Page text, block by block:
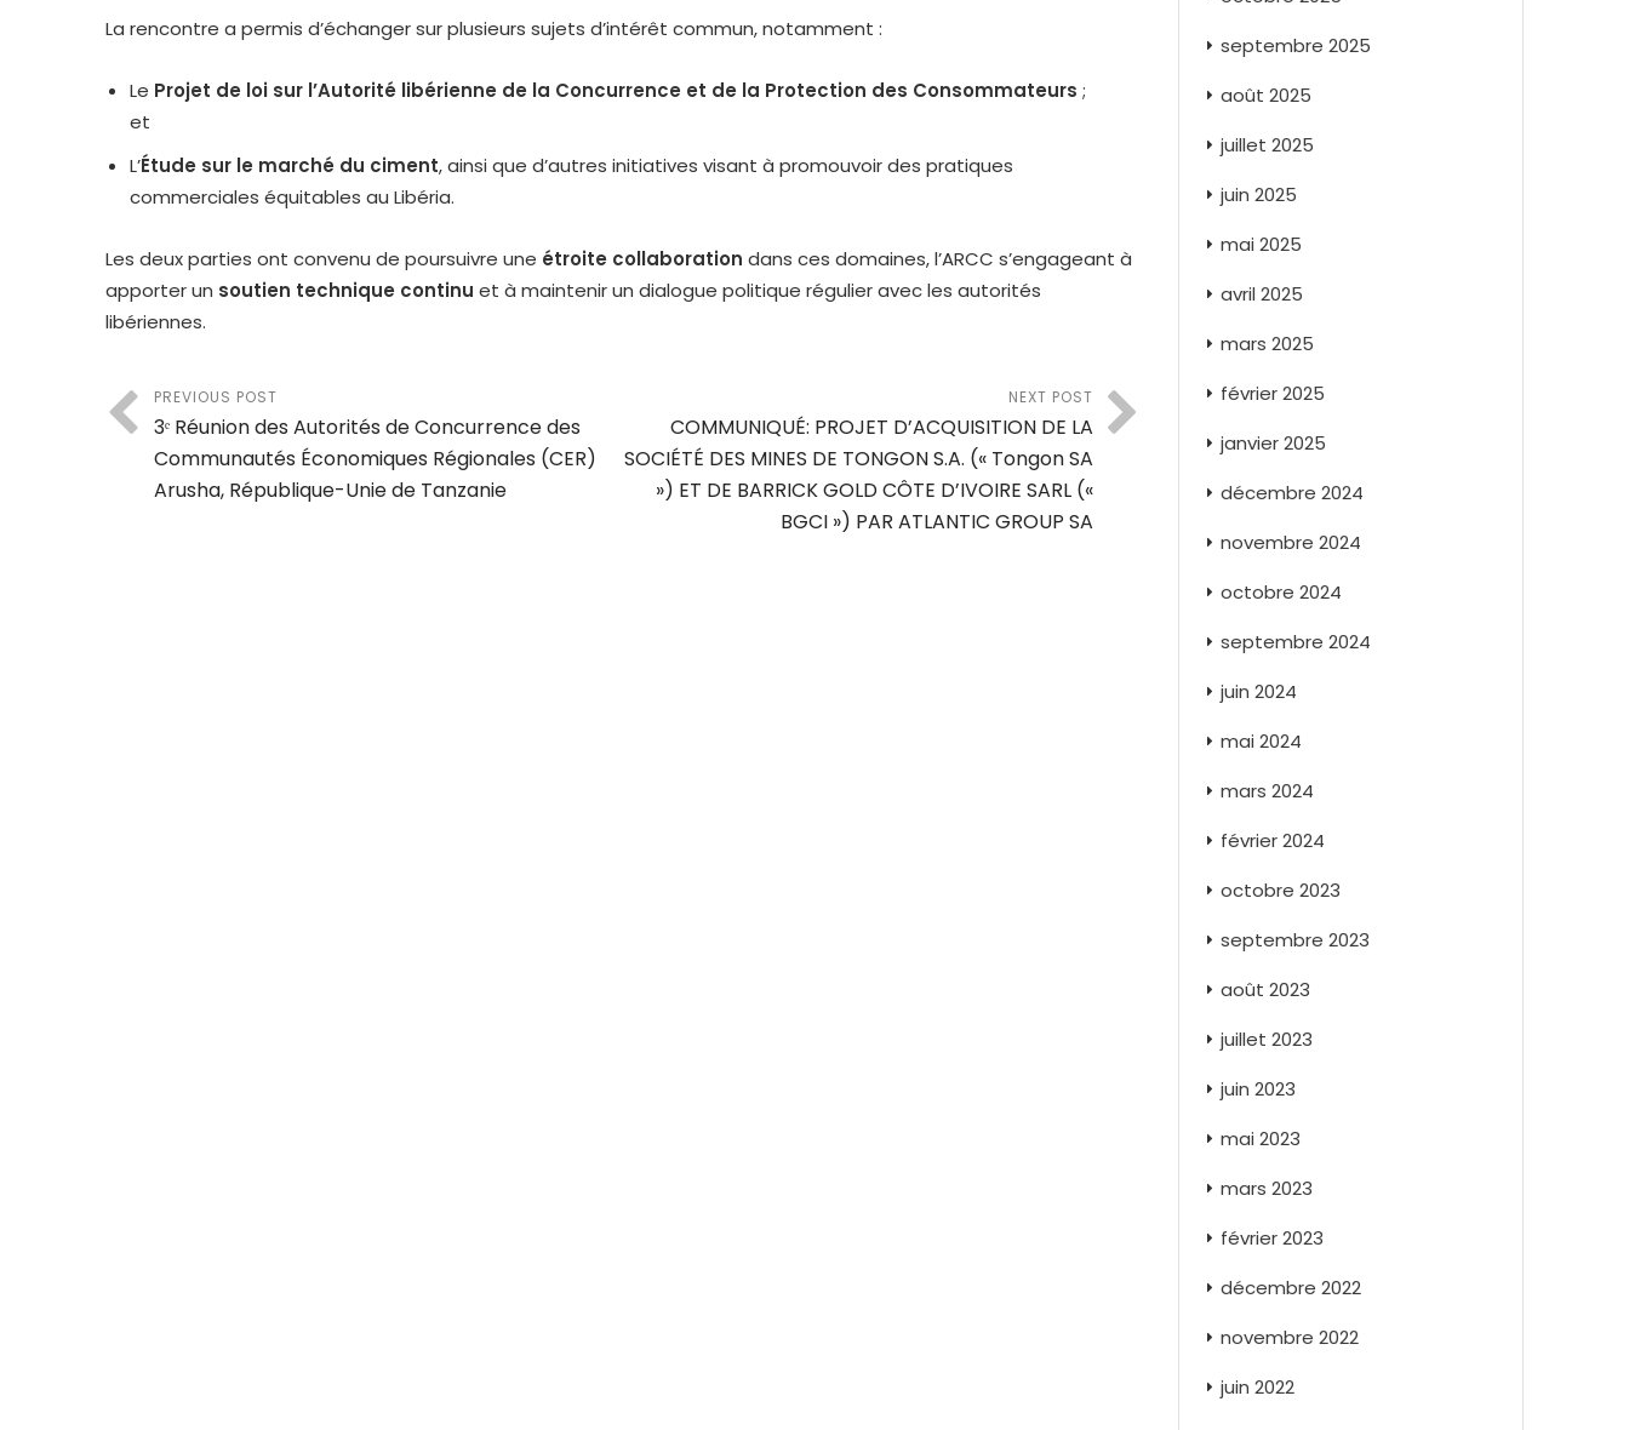
La rencontre a permis d’échanger sur plusieurs sujets d’intérêt commun, notamment :
Le Projet de loi sur l’Autorité libérienne de la Concurrence et de la Protection des Consommateurs ;
et
L’Étude sur le marché du ciment, ainsi que d’autres initiatives visant à promouvoir des pratiques
commerciales équitables au Libéria.
Les deux parties ont convenu de poursuivre une étroite collaboration dans ces domaines, l’ARCC s’engageant à
apporter un soutien technique continu et à maintenir un dialogue politique régulier avec les autorités
libériennes.
PREVIOUS POST
3ᵉ Réunion des Autorités de Concurrence des
Communautés Économiques Régionales (CER)
Arusha, République-Unie de Tanzanie
NEXT POST
COMMUNIQUÉ: PROJET D’ACQUISITION DE LA
SOCIÉTÉ DES MINES DE TONGON S.A. (« Tongon SA
») ET DE BARRICK GOLD CÔTE D’IVOIRE SARL («
BGCI ») PAR ATLANTIC GROUP SA
septembre 2025
août 2025
juillet 2025
juin 2025
mai 2025
avril 2025
mars 2025
février 2025
janvier 2025
décembre 2024
novembre 2024
octobre 2024
septembre 2024
juin 2024
mai 2024
mars 2024
février 2024
octobre 2023
septembre 2023
août 2023
juillet 2023
juin 2023
mai 2023
mars 2023
février 2023
décembre 2022
novembre 2022
juin 2022